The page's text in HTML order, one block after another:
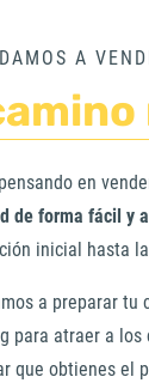
A
en
de forma fácil y
inicial hasta
a preparar
para atraer a
que obtienes el